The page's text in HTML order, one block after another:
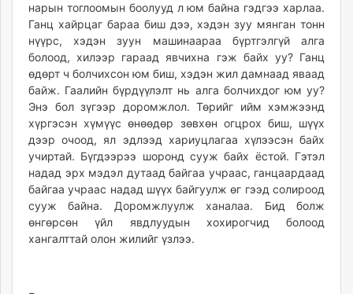
нарын тоглоомын боолууд л юм байна гэдгээ харлаа.
Ганц хайрцаг бараа биш дээ, хэдэн зуу мянган тонн
нүүрс, хэдэн зуун машинаараа бүртгэлгүй алга
болоод, хилээр гараад явчихна гэж байх уу? Ганц
өдөрт ч болчихсон юм биш, хэдэн жил дамнаад яваад
байж. Гаалийн бүрдүүлэлт нь алга болчихдог юм уу?
Энэ бол зүгээр доромжлол. Төрийг ийм хэмжээнд
хүргэсэн хүмүүс өнөөдөр зөвхөн огцрох биш, шүүх
дээр очоод, ял эдлээд хариуцлагаа хүлээсэн байх
учиртай. Бүгдээрээ шоронд сууж байх ёстой. Гэтэл
надад эрх мэдэл дутаад байгаа учраас, ганцаардаад
байгаа учраас надад шүүх байгуулж өг гээд солироод
сууж байна. Доромжлуулж ханалаа. Бид болж
өнгөрсөн үйл явдлуудын хохирогчид болоод
хангалттай олон жилийг үзлээ.